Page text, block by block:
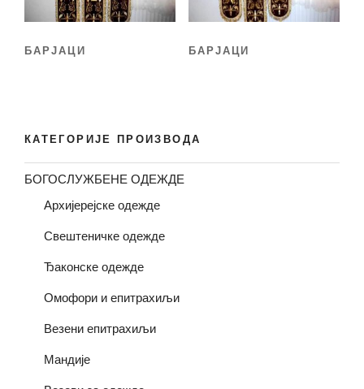
БАРЈАЦИ БАРЈАЦИ
КАТЕГОРИЈЕ ПРОИЗВОДА
БОГОСЛУЖБЕНЕ ОДЕЖДЕ
Архијерејске одежде
Свештеничке одежде
Ђаконске одежде
Омофори и епитрахиљи
Везени епитрахиљи
Мандије